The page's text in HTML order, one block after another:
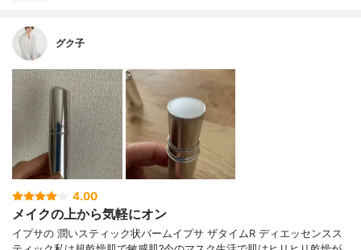
グク子
4.00
メイクの上から気軽にオン
イプサの 潤いスティック状バームイプサ ザタイムR ディエッセンスス